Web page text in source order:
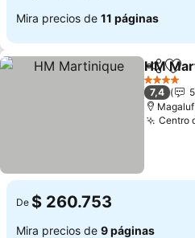
Mira precios de 11 páginas
HM
4 Estrellas
7,4
Magaluf
Centro
De $ 260.753
Mira precios de 9 páginas